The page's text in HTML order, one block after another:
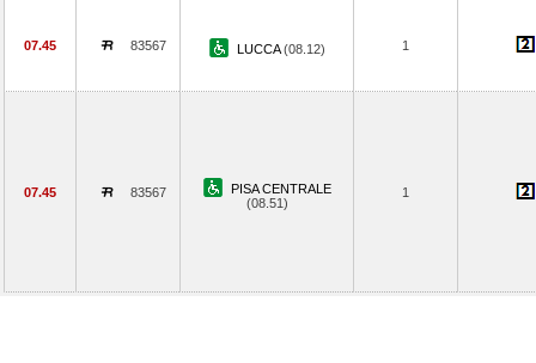
07.45 83567 LUCCA(08.12) 1
07.45 83567
PISA CENTRALE
(08.51)
1